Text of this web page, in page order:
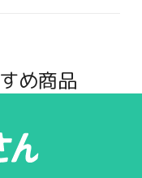
め商品